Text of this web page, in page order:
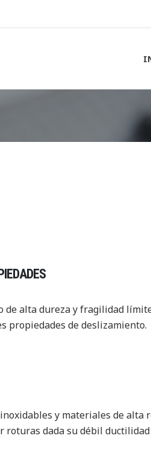
de alta dureza y fragilidad
propiedades de deslizamiento.
y materiales de alta
roturas dada su débil ductilidad